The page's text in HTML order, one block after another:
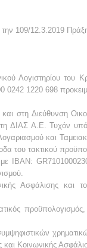
109/12.3.2019 Πράξη
Λογιστηρίου του
1220 698
στη Διεύθυνση
ΔΙΑΣ Α.Ε. Τυχόν
και
του τακτικού
Ασφάλισης
Κοινωνικής